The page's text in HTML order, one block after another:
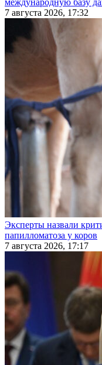
7 августа 2026, 17:32
Эксперты назвали
папилломатоза у коров
7 августа 2026, 17:17